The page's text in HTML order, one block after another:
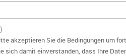
akzeptieren Sie die Bedingungen um
sich damit einverstanden, dass Ihre